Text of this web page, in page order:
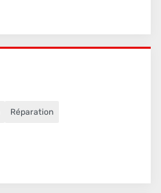
Réparation